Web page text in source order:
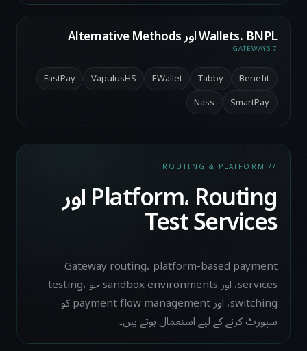
Wallets، BNPL اور Alternative Methods
7 GATEWAYS
Benefit
Tabby
EWallet
VapulusHS
FastPay
SmartPay
Nass
// ROUTING & PLATFORM
Platform، Routing اور
Test Services
Gateway routing، platform-based payment
services، اور sandbox environments جو testing،
switching، اور payment flow management کو
سپورٹ کرنے کے لیے استعمال ہوتے ہیں۔